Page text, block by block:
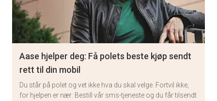
Aase hjelper deg: Få polets beste kjøp sendt
rett til din mobil
Du står på polet og vet ikke hva du skal velge. Fortvil ikke,
for hjelpen er nær: Bestill vår sms-tjeneste og du får tilsendt